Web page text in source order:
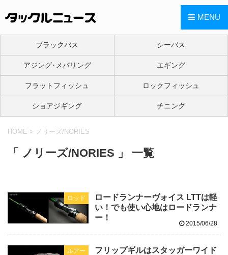
MENU
ブラックバス シーバス
アジング･メバリング エギング
フラットフィッシュ ロックフィッシュ
ショアジギング チニング
HOME > ノリーズ/NORIES
「 ノリーズ/NORIES 」 一覧
ロッド
ロードランナーヴォイス LTTは軽
い！でも使い心地はロードランナ
ー！
2015/06/28
ルアー
フリップギルはスタッガーワイド